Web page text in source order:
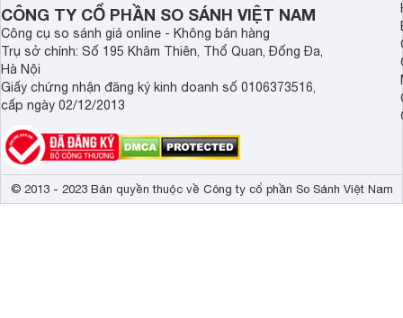
CÔNG TY CỔ PHẦN SO SÁNH VIỆT NAM
Công cụ so sánh giá online - Không bán hàng
Trụ sở chính: Số 195 Khâm Thiên, Thổ Quan, Đống Đa,
Hà Nội
Giấy chứng nhận đăng ký kinh doanh số 0106373516,
cấp ngày 02/12/2013
© 2013 - 2023 Bản quyền thuộc về Công ty cổ phần So Sánh Việt Nam